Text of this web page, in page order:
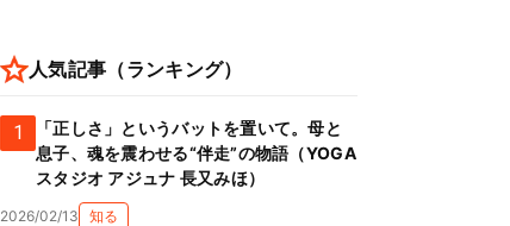
人気記事（ランキング）
1
「正しさ」というバットを置いて。母と
息子、魂を震わせる“伴走”の物語（YOGA
スタジオ アジュナ 長又みほ）
2026/02/13 知る